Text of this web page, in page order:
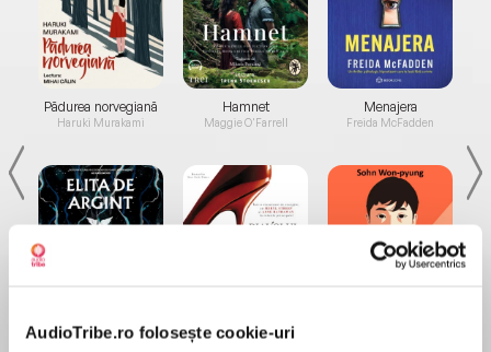
AudioTribe.ro folosește cookie-uri
Pădurea norvegiană
Haruki Murakami
de...
Dani Francis
Hamnet
Maggie O'Farrell
la...
Lauren Weisberger
Menajera
Freida McFadden